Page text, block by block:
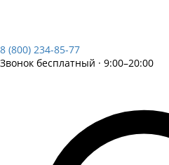
8 (800) 234-85-77
Звонок бесплатный · 9:00–20:00